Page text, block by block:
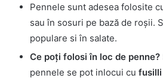
Pennele sunt adesea folosite
sau în sosuri pe bază de roșii.
populare si în salate.
Ce poți folosi în loc de penne?
pennele se pot inlocui cu fusilli